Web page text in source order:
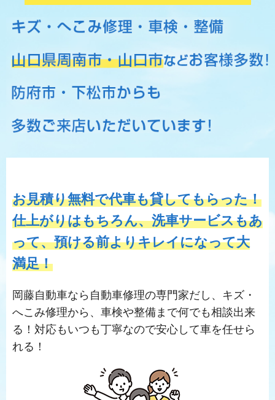
お見積り無料で代車も貸してもらった！
仕上がりはもちろん、洗車サービスもあ
って、預ける前よりキレイになって大
満足！
岡藤自動車なら自動車修理の専門家だし、キズ・
へこみ修理から、車検や整備まで何でも相談出来
る！対応もいつも丁寧なので安心して車を任せら
れる！